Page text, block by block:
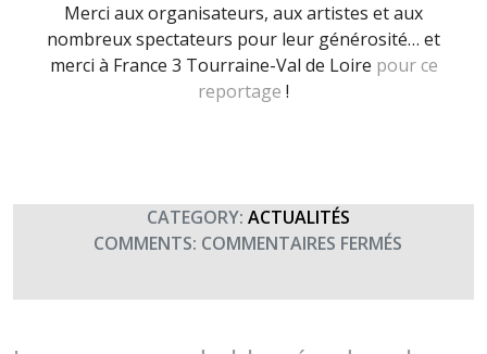
Merci aux organisateurs, aux artistes et aux
nombreux spectateurs pour leur générosité… et
merci à France 3 Tourraine-Val de Loire pour ce
reportage !
CATEGORY: ACTUALITÉS
COMMENTS: COMMENTAIRES FERMÉS
DRHAT
TERRE